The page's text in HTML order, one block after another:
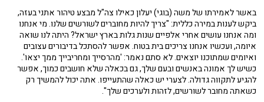
באשר לאמירתו של משה (בוגי) יעלון כאילו צה"ל מבצע טיהור אתני בעזה,
ביקש לענות במירה כללית: "צריך להיות מחוברים לשורשים שלנו. מי אנחנו
ומה אנחנו עושים אחרי אלפיים שנות גלות בארץ ישראל? היתה לנו שואה
איומה, ועכשיו אנחנו צריכים בית בטוח. אפשר להסתכל בדיבורים עצובים
ואיומים שמתוכנו יוצאים. לא סתם נאמר: 'מהרסייך ומחריבייך ממך יצאו'.
כשיש לך אמונה באנשים ובעם שלך, גם בכאלה שלא חושבים כמוך, אפשר
להגיע לתקווה גדולה. לצערי יש כאלה שהתעייפו. אתה יכול להמשיך רק
כשאתה מחובר לשורשים, לזהות ולערכים שלך".